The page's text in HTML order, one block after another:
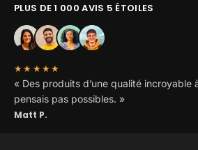
PLUS DE 1 000 AVIS 5 ÉTOILES
★★★★★
« Des produits d’une qualité incroyable
pensais pas possibles. »
Matt P.